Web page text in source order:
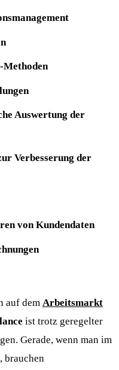
Methoden
Auswertung der
Verbesserung der
von Kundendaten
auf demArbeitsmarkt
ist trotz geregelter
Gerade, wenn man im
brauchen